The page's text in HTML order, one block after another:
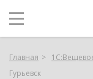
Главная
Гурьевск